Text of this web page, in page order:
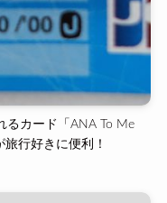
るカード「ANA To Me
行好きに便利！